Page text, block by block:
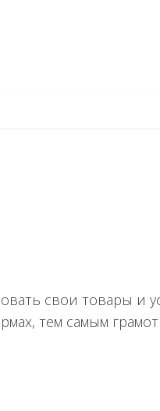
свои товары и
тем самым